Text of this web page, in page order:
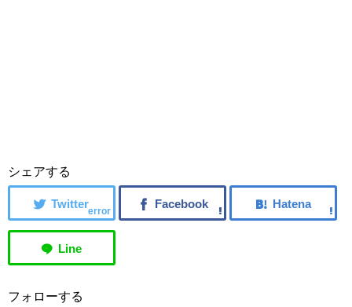
シェアする
error
フォローする